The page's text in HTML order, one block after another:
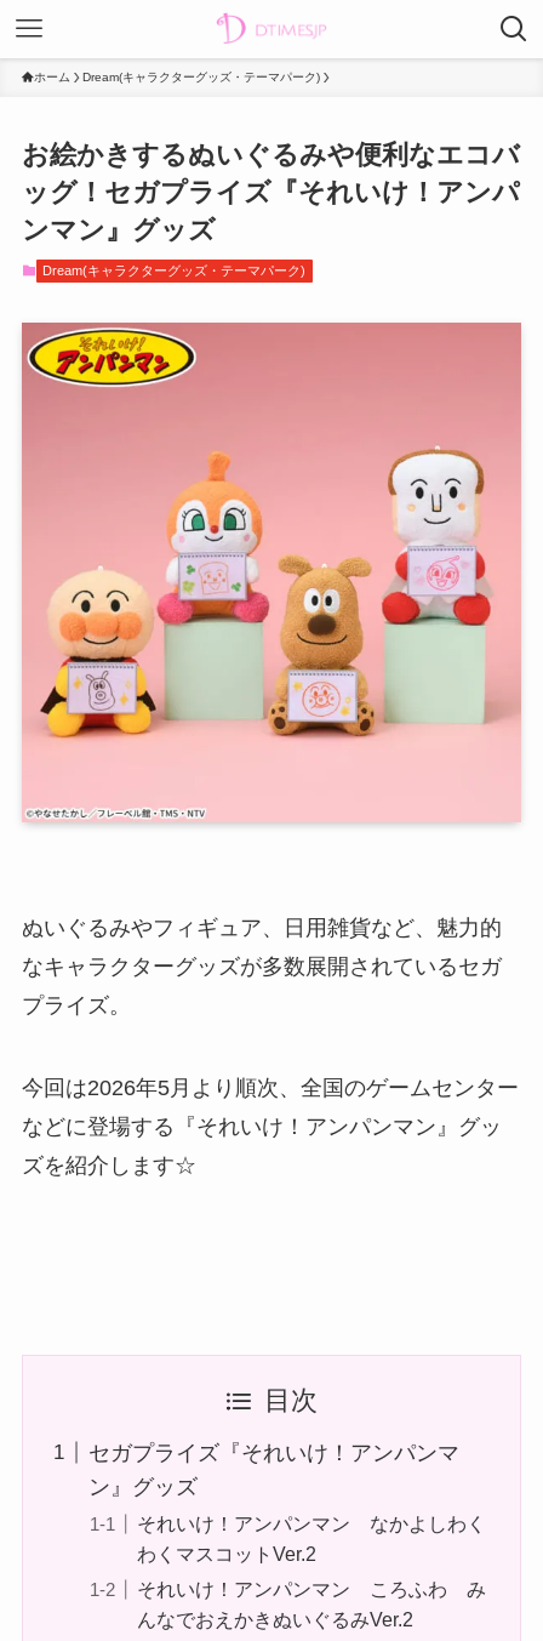
ホーム Dream(キャラクターグッズ・テーマパーク)
お絵かきするぬいぐるみや便利なエコバ
ッグ！セガプライズ『それいけ！アンパ
ンマン』グッズ
Dream(キャラクターグッズ・テーマパーク)
ぬいぐるみやフィギュア、日用雑貨など、魅力的
なキャラクターグッズが多数展開されているセガ
プライズ。
今回は2026年5月より順次、全国のゲームセンター
などに登場する『それいけ！アンパンマン』グッ
ズを紹介します☆
目次
セガプライズ『それいけ！アンパンマ
ン』グッズ
それいけ！アンパンマン なかよしわく
わくマスコットVer.2
それいけ！アンパンマン ころふわ み
んなでおえかきぬいぐるみVer.2